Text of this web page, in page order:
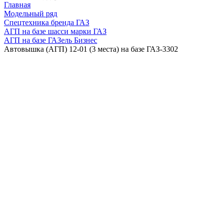
Главная
Модельный ряд
Спецтехника бренда ГАЗ
АГП на базе шасси марки ГАЗ
АГП на базе ГАЗель Бизнес
Автовышка (АГП) 12-01 (3 места) на базе ГАЗ-3302